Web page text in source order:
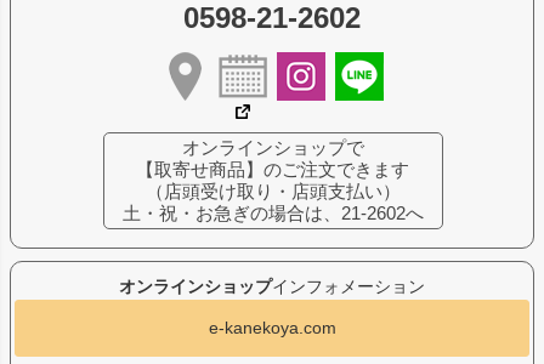
オンラインショップインフォメーション
e-kanekoya.com
0598-21-2602
オンラインショップで
【取寄せ商品】のご注文できます
（店頭受け取り・店頭支払い）
土・祝・お急ぎの場合は、21-2602へ